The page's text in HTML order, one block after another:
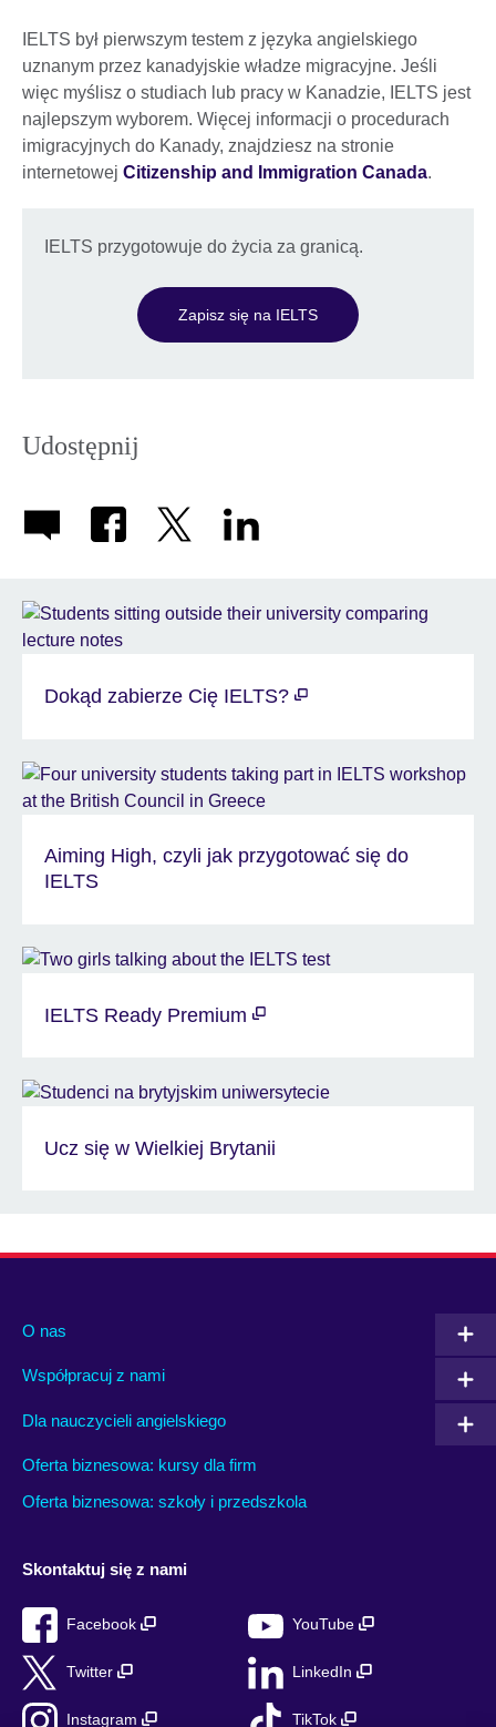
IELTS był pierwszym testem z języka angielskiego
uznanym przez kanadyjskie władze migracyjne. Jeśli
więc myślisz o studiach lub pracy w Kanadzie, IELTS jest
najlepszym wyborem. Więcej informacji o procedurach
imigracyjnych do Kanady, znajdziesz na stronie
internetowej Citizenship and Immigration Canada.
IELTS przygotowuje do życia za granicą.
Zapisz się na IELTS
Udostępnij
Dokąd zabierze Cię IELTS?
Aiming High, czyli jak przygotować się do
IELTS
IELTS Ready Premium
Ucz się w Wielkiej Brytanii
O nas
Współpracuj z nami
Dla nauczycieli angielskiego
Oferta biznesowa: kursy dla firm
Oferta biznesowa: szkoły i przedszkola
Skontaktuj się z nami
Facebook YouTube
Twitter LinkedIn
Instagram TikTok